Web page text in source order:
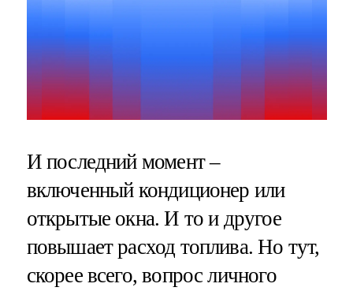
И последний момент –
включенный кондиционер или
открытые окна. И то и другое
повышает расход топлива. Но тут,
скорее всего, вопрос личного